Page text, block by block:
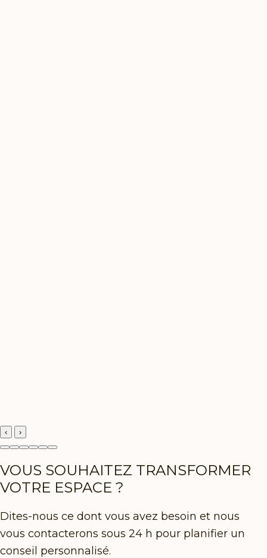
‹ ›
VOUS SOUHAITEZ TRANSFORMER
VOTRE ESPACE ?
Dites-nous ce dont vous avez besoin et nous
vous contacterons sous 24 h pour planifier un
conseil personnalisé.